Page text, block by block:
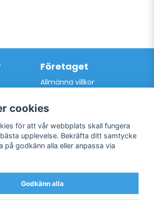
Företaget
Allmänna villkor
Bli kund / Logga in
Facebook
Twitter
cookies
för att vår webbplats skall fungera
upplevelse. Bekräfta ditt samtycke
på godkänn alla eller anpassa via
Godkänn alla